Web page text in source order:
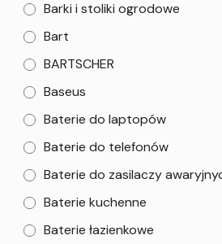
Barki i stoliki ogrodowe
Bart
BARTSCHER
Baseus
Baterie do laptopów
Baterie do telefonów
Baterie do zasilaczy
Baterie kuchenne
Baterie łazienkowe